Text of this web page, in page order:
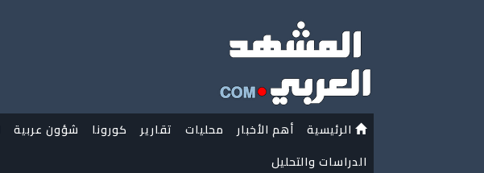
الرئيسية أهم الأخبار محليات تقارير كورونا شؤون عربية
الدراسات والتحليل